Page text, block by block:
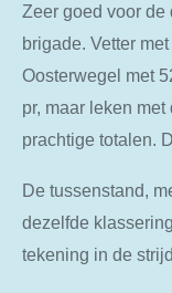
Zeer goed voor
brigade. Vetter
Oosterwegel met
pr, maar leken
prachtige totalen.
De tussenstand,
dezelfde
tekening in de